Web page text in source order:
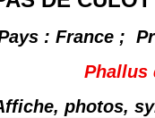
: France ;
Phallus
photos,